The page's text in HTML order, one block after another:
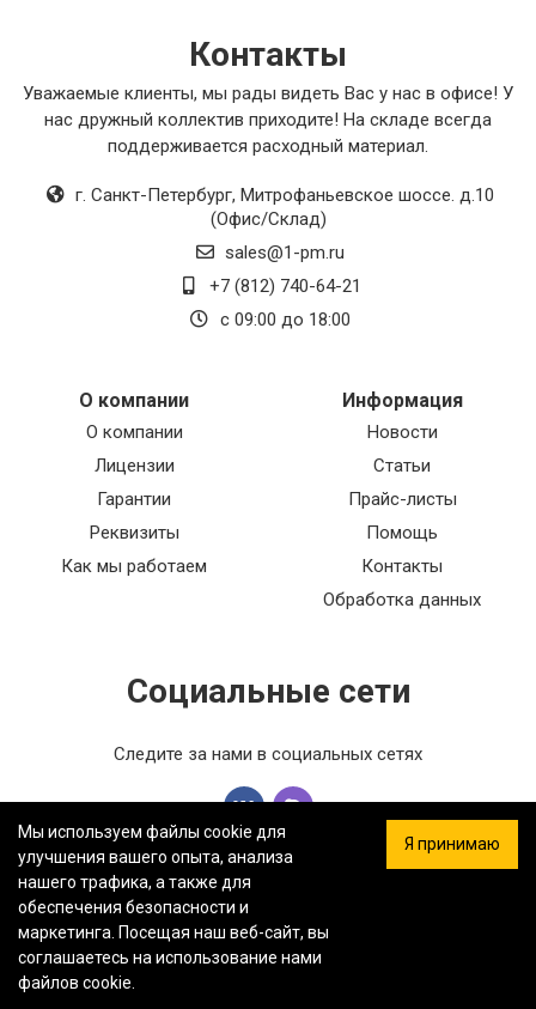
от пыли и мусора. Я очень доволен своей
покупкой и рекомендую всем, кто ищет
качественные решетки для вентиляции.
//Теплоизоляция трубороводов, которую я
моего промышленного оборудования. Этот
материал обладает высокой
теплоизоляционной способностью и отлично
защищает мое оборудование от перегрева.
Благодаря алюминиевой фольге на сетке из
металлической проволоки, теплоизоляция
сэкономить на энергозатратах и обеспечить
Противопожарные клапаны, которые я
приобрел, оказались незаменимым элементом
клапаны имеют электромагнитный привод и
обеспечивают надежную защиту от пожаров.
Они легко устанавливаются и работают
бесшумно. Благодаря этим клапанам я
Завершив наружные работы на своем доме, я
алюминиевые. Эти решетки отлично
обеспечивают отличный воздухообмен. Они
прочные, легкие и устойчивые к внешним
условиям. Покупка этих решеток стала
отличным завершением ремонта, и я рад, что
Контакты
Уважаемые клиенты, мы рады видеть Вас у нас в офисе! У
нас дружный коллектив приходите! На складе всегда
поддерживается расходный материал.
г. Санкт-Петербург, Митрофаньевское шоссе. д.10
(Офис/Склад)
sales@1-pm.ru
+7 (812) 740-64-21
с 09:00 до 18:00
О компании
О компании
Лицензии
Гарантии
Реквизиты
Как мы работаем
Информация
Новости
Статьи
Прайс-листы
Помощь
Контакты
Обработка данных
Социальные сети
Следите за нами в социальных сетях
ООО «ФЕРСТ МАСТЕР» — Информация на сайте не является
публичной офертой.
Политика конфиденциальности.
Мы используем файлы cookie для
улучшения вашего опыта, анализа
нашего трафика, а также для
обеспечения безопасности и
маркетинга. Посещая наш веб-сайт, вы
соглашаетесь на использование нами
файлов cookie.
Я принимаю